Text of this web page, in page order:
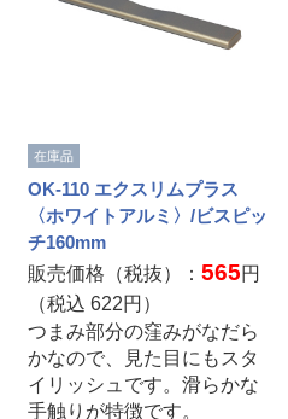
在庫品
OK-110 エクスリムプラス
〈ホワイトアルミ〉/ビスピッ
チ160mm
販売価格（税抜）：565円
（税込622円）
つまみ部分の窪みがなだら
かなので、見た目にもスタ
イリッシュです。滑らかな
手触りが特徴です。